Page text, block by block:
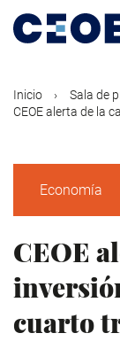
contenido
Inicio Sala de
CEOE alerta de la
Economía
CEOE
cuarto